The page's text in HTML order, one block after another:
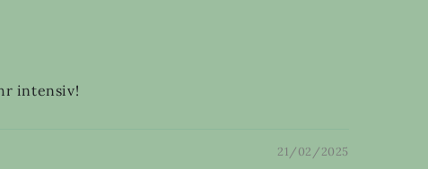
intensiv!
21/02/2025